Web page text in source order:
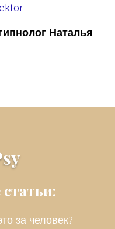
Наталья
за человек?